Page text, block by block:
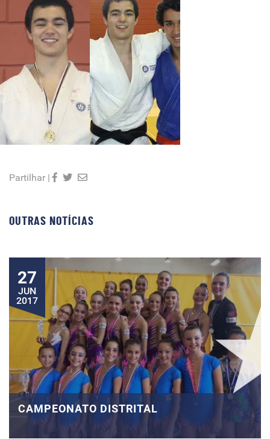
Partilhar |
OUTRAS NOTÍCIAS
27
JUN
2017
CAMPEONATO DISTRITAL